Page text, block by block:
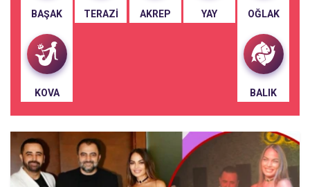
BAŞAK TERAZI AKREP YAY OĞLAK
KOVA BALIK